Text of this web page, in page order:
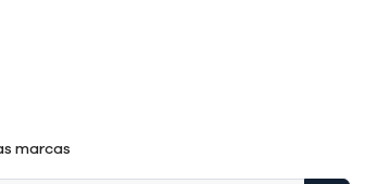
marcas